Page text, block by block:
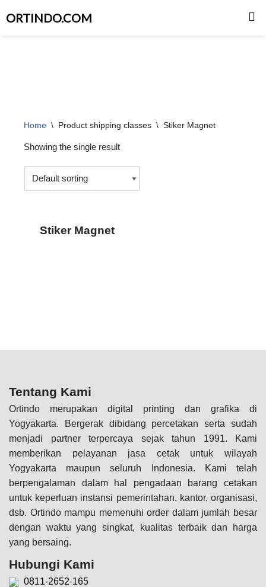
Home \ Product shipping classes \ Stiker Magnet
Showing the single result
Stiker Magnet
Tentang Kami
Ortindo merupakan digital printing dan grafika di
Yogyakarta. Bergerak dibidang percetakan serta sudah
menjadi partner terpercaya sejak tahun 1991. Kami
memberikan pelayanan jasa cetak untuk wilayah
Yogyakarta maupun seluruh Indonesia. Kami telah
berpengalaman dalam hal pengadaan barang cetakan
untuk keperluan instansi pemerintahan, kantor, organisasi,
dsb. Ortindo mampu memenuhi order dalam jumlah besar
dengan waktu yang singkat, kualitas terbaik dan harga
yang bersaing.
Hubungi Kami
0811-2652-165
ORTINDO.COM